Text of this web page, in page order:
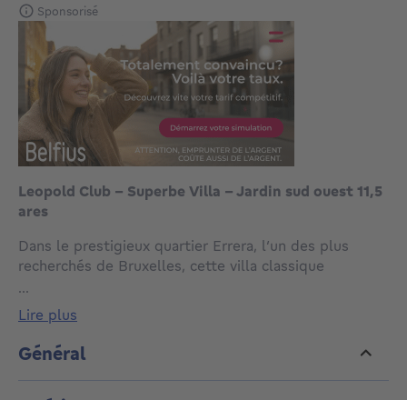
Sponsorisé
Leopold Club - Superbe Villa - Jardin sud ouest 11,5
ares
Dans le prestigieux quartier Errera, l’un des plus
recherchés de Bruxelles, cette villa classique
environnement verdoyant, en bordure du Royal
Léopold Club. Érigée sur un terrain de ±11,50 ares,
elle séduit par son magnifique jardin paysagé orienté
sud-ouest et son permis pour la construction d’une
piscine extérieure.
...
lire plus
Général